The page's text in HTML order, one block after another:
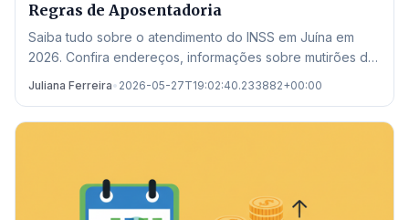
Regras de Aposentadoria
Saiba tudo sobre o atendimento do INSS em Juína em
2026. Confira endereços, informações sobre mutirões de
Juliana Ferreira• 2026-05-27T19:02:40.233882+00:00